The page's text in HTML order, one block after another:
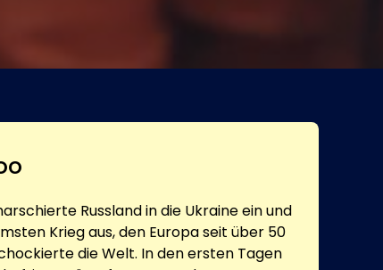
Russland in die Ukraine ein und
Krieg aus, den Europa seit über 50
die Welt. In den ersten Tagen